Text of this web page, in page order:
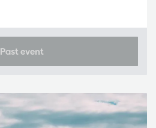
Past event